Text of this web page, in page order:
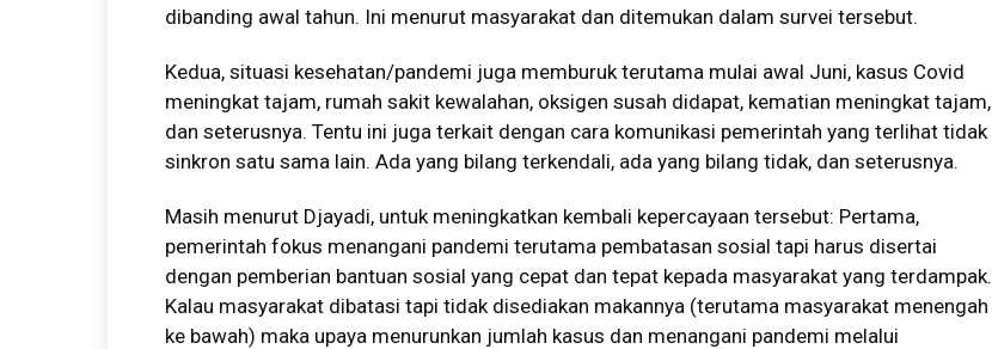
dibanding awal tahun. Ini menurut masyarakat dan ditemukan dalam survei tersebut.
Kedua, situasi kesehatan/pandemi juga memburuk terutama mulai awal Juni, kasus Covid
meningkat tajam, rumah sakit kewalahan, oksigen susah didapat, kematian meningkat tajam,
dan seterusnya. Tentu ini juga terkait dengan cara komunikasi pemerintah yang terlihat tidak
sinkron satu sama lain. Ada yang bilang terkendali, ada yang bilang tidak, dan seterusnya.
Masih menurut Djayadi, untuk meningkatkan kembali kepercayaan tersebut: Pertama,
pemerintah fokus menangani pandemi terutama pembatasan sosial tapi harus disertai
dengan pemberian bantuan sosial yang cepat dan tepat kepada masyarakat yang terdampak.
Kalau masyarakat dibatasi tapi tidak disediakan makannya (terutama masyarakat menengah
ke bawah) maka upaya menurunkan jumlah kasus dan menangani pandemi melalui